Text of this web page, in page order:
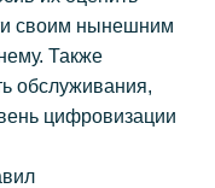
своим нынешним
Также
обслуживания,
цифровизации